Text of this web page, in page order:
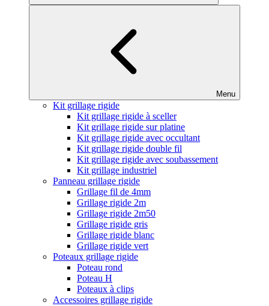
Menu
Kit grillage rigide
Kit grillage rigide à sceller
Kit grillage rigide sur platine
Kit grillage rigide avec occultant
Kit grillage rigide double fil
Kit grillage rigide avec soubassement
Kit grillage industriel
Panneau grillage rigide
Grillage fil de 4mm
Grillage rigide 2m
Grillage rigide 2m50
Grillage rigide gris
Grillage rigide blanc
Grillage rigide vert
Poteaux grillage rigide
Poteau rond
Poteau H
Poteaux à clips
Accessoires grillage rigide